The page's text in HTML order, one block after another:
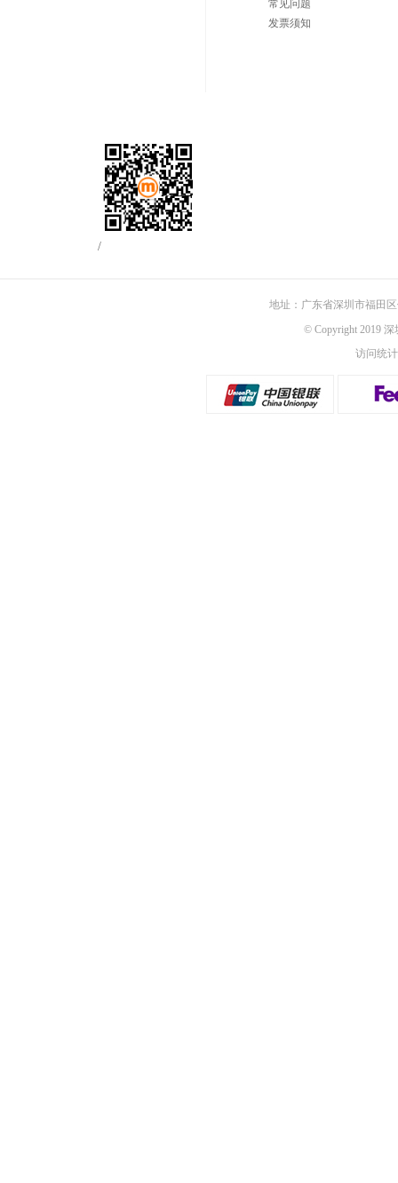
常见问题
发票须知
/
地址：广东省深圳市福田
© Copyright 2019
访问统